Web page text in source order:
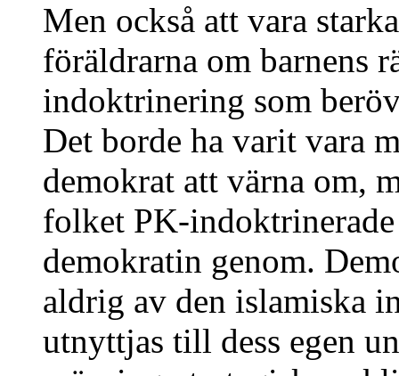
Men också att vara
föräldrarna om barnens
indoktrinering som
Det borde ha varit vara
demokrat att värna om,
folket PK-
demokratin genom.
aldrig av den islamiska
utnyttjas till dess egen